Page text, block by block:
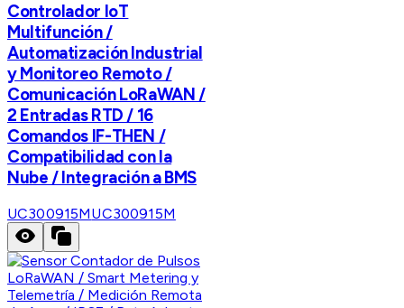
Controlador IoT
Multifunción /
Automatización Industrial
y Monitoreo Remoto /
Comunicación LoRaWAN /
2 Entradas RTD / 16
Comandos IF-THEN /
Compatibilidad con la
Nube / Integración a BMS
UC300915MUC300915M